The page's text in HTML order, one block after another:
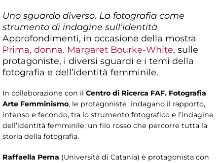
Uno sguardo diverso. La fotografia come
strumento di indagine sull’identità
Approfondimenti, in occasione della mostra
Prima, donna. Margaret Bourke-White, sulle
protagoniste, i diversi sguardi e i temi della
fotografia e dell’identità femminile.
In collaborazione con il Centro di Ricerca FAF. Fotografia
Arte Femminismo, le protagoniste indagano il rapporto,
intenso e fecondo, tra lo strumento fotografico e l’indagine
dell’identità femminile; un filo rosso che percorre tutta la
storia della fotografia.
Raffaella Perna (Università di Catania) è protagonista con